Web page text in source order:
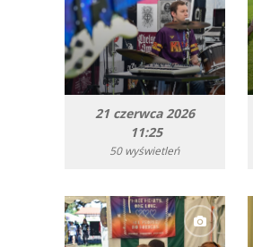
21 czerwca 2026
11:25
50 wyświetleń